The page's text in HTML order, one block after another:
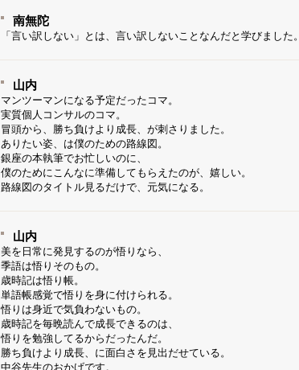
南無陀
「言い訳しない」とは、言い訳しないことなんだと学びました。
山内
マンツーマンになる予定だったコマ。
実質個人コンサルのコマ。
冒頭から、勝ち負けより成長、が刺さりました。
ありたい姿、は僕のための路線図。
銀座の本執筆でお忙しいのに、
僕のためにこんなに準備してもらえたのが、嬉しい。
路線図のタイトル見るだけで、元気になる。
山内
美を日常に発見するのが悟りなら、
季語は悟りそのもの。
歳時記は悟り帳。
単語帳感覚で悟りを身に付けられる。
悟りは身近で気負わないもの。
歳時記を毎晩読んで成長できるのは、
悟りを勉強してるからだったんだ。
勝ち負けより成長、に面白さを見出だせている。
中谷先生のおかげです。